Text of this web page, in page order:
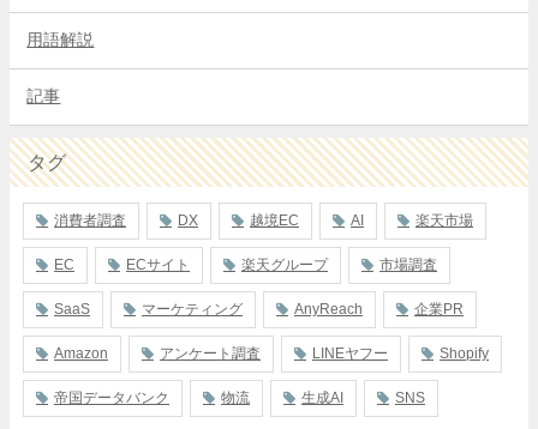
用語解説
記事
タグ
消費者調査 DX 越境EC AI 楽天市場
EC ECサイト 楽天グループ 市場調査
SaaS マーケティング AnyReach 企業PR
Amazon アンケート調査 LINEヤフー Shopify
帝国データバンク 物流 生成AI SNS